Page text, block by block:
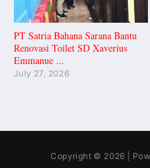
PT Satria Bahana Sarana Bantu
Renovasi Toilet SD Xaverius
Emmanue ...
July 27, 2026
Copyright © 2026 |